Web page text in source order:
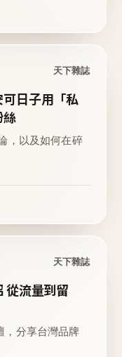
天下雜誌
日子用「私
絲
，以及如何在碎
天下雜誌
從流量到留
，分享台灣品牌